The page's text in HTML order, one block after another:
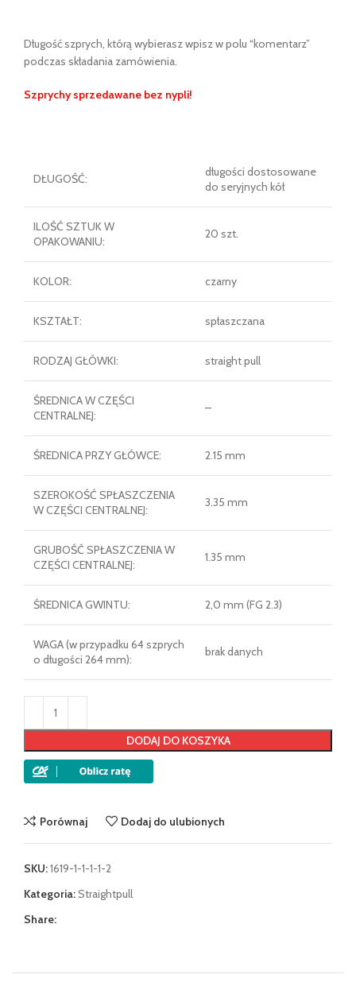
Długość szprych, którą wybierasz wpisz w polu “komentarz”
podczas składania zamówienia.
Szprychy sprzedawane bez nypli!
DŁUGOŚĆ:
długości dostosowane
do seryjnych kół
ILOŚĆ SZTUK W
OPAKOWANIU:
20 szt.
KOLOR: czarny
KSZTAŁT: spłaszczana
RODZAJ GŁÓWKI: straight pull
ŚREDNICA W CZĘŚCI
CENTRALNEJ:
–
ŚREDNICA PRZY GŁÓWCE: 2.15 mm
SZEROKOŚĆ SPŁASZCZENIA
W CZĘŚCI CENTRALNEJ:
3.35 mm
GRUBOŚĆ SPŁASZCZENIA W
CZĘŚCI CENTRALNEJ:
1.35 mm
ŚREDNICA GWINTU: 2,0 mm (FG 2.3)
WAGA (w przypadku 64 szprych
o długości 264 mm):
brak danych
DODAJ DO KOSZYKA
Porównaj Dodaj do ulubionych
SKU:1619-1-1-1-1-2
Kategoria:Straightpull
Share: